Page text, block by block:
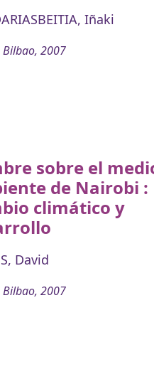
Iñaki
Bilbao, 2007
sobre el
de Nairobi :
climático y
David
Bilbao, 2007